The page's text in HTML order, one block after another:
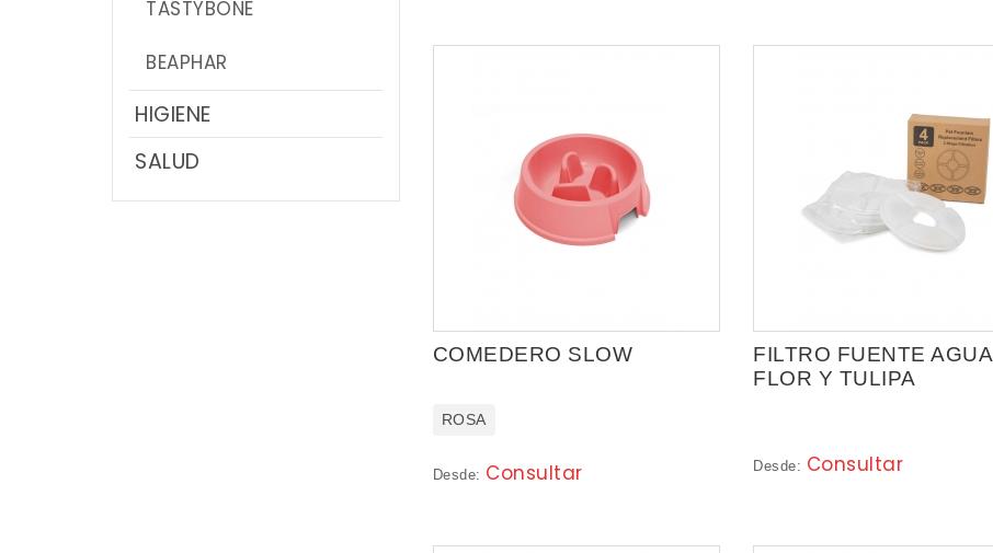
TASTYBONE
BEAPHAR
HIGIENE
SALUD
COMEDERO SLOW
ROSA
Desde: Consultar
FILTRO FUENTE AGUA
FLOR Y TULIPA
Desde: Consultar